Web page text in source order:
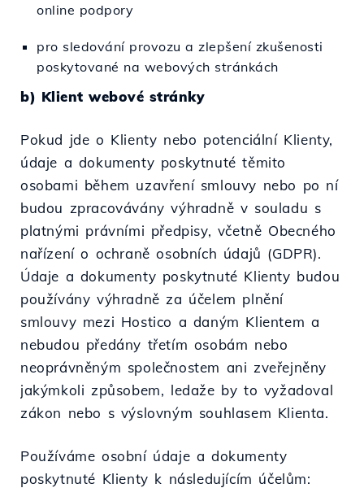
online podpory
pro sledování provozu a zlepšení zkušenosti
poskytované na webových stránkách
b) Klient webové stránky
Pokud jde o Klienty nebo potenciální Klienty,
údaje a dokumenty poskytnuté těmito
osobami během uzavření smlouvy nebo po ní
budou zpracovávány výhradně v souladu s
platnými právními předpisy, včetně Obecného
nařízení o ochraně osobních údajů (GDPR).
Údaje a dokumenty poskytnuté Klienty budou
používány výhradně za účelem plnění
smlouvy mezi Hostico a daným Klientem a
nebudou předány třetím osobám nebo
neoprávněným společnostem ani zveřejněny
jakýmkoli způsobem, ledaže by to vyžadoval
zákon nebo s výslovným souhlasem Klienta.
Používáme osobní údaje a dokumenty
poskytnuté Klienty k následujícím účelům: